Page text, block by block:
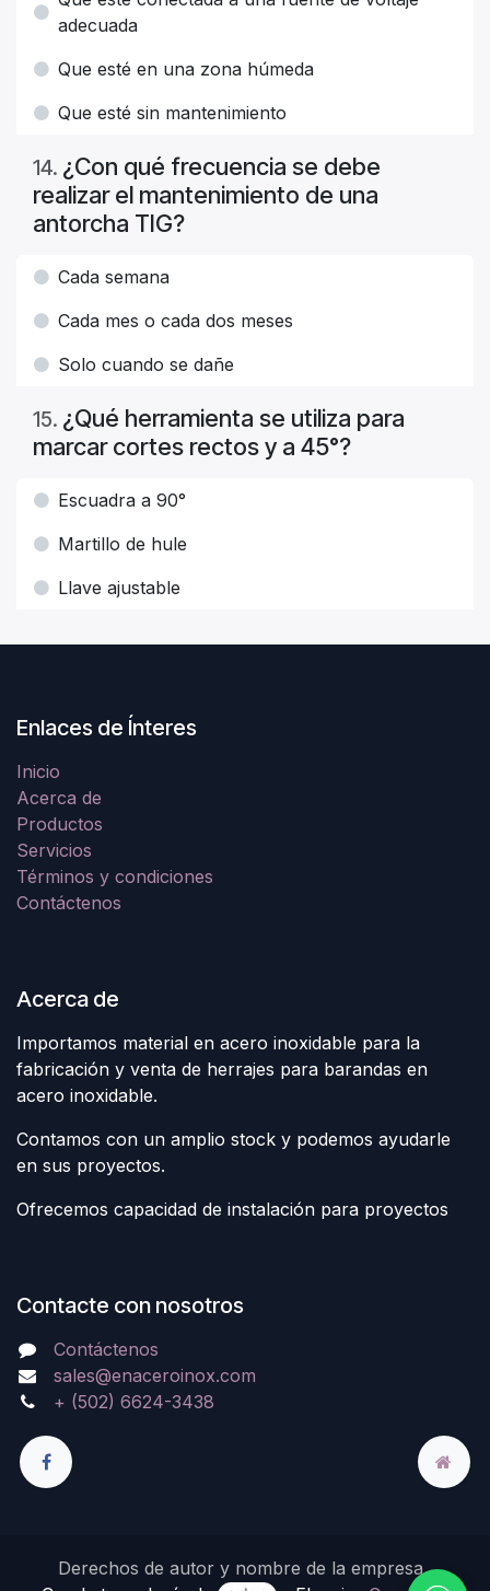
adecuada
Que esté en una zona húmeda
Que esté sin mantenimiento
14. ¿Con qué frecuencia se debe
realizar el mantenimiento de una
antorcha TIG?
Cada semana
Cada mes o cada dos meses
Solo cuando se dañe
15. ¿Qué herramienta se utiliza para
marcar cortes rectos y a 45°?
Escuadra a 90°
Martillo de hule
Llave ajustable
Enlaces de Ínteres
Inicio
Acerca de
Productos
Servicios
Términos y condiciones
Contáctenos
Acerca de
Importamos material en acero inoxidable para la
fabricación y venta de herrajes para barandas en
acero inoxidable.
Contamos con un amplio stock y podemos ayudarle
en sus proyectos.
Ofrecemos capacidad de instalación para proyectos
Contacte con nosotros
Contáctenos
sales@enaceroinox.com
+ (502) 6624-3438
Derechos de autor y nombre de la empresa